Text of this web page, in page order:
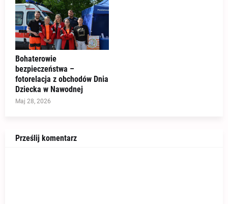
Bohaterowie
bezpieczeństwa –
fotorelacja z obchodów Dnia
Dziecka w Nawodnej
Maj 28, 2026
Prześlij komentarz